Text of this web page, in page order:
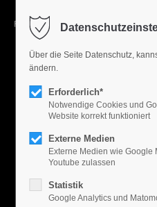
Login
Benutzername
Passwort
Über die Seite Datenschutz,
ändern.
Erforderlich*
Notwendige Cookies und
Website korrekt funktioniert
Externe Medien
Externe Medien wie Google
Youtube zulassen
Statistik
Google Analytics und